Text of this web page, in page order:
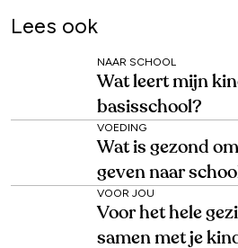
Lees ook
NAAR SCHOOL
Wat leert mijn
basisschool?
VOEDING
Wat is gezond
geven naar
VOOR JOU
Voor het hele
samen met je